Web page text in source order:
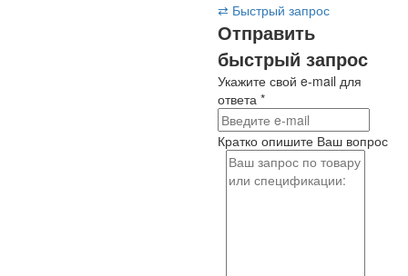
⇄ Быстрый запрос
Отправить
быстрый запрос
Укажите свой e-mail для
ответа *
Кратко опишите Ваш вопрос